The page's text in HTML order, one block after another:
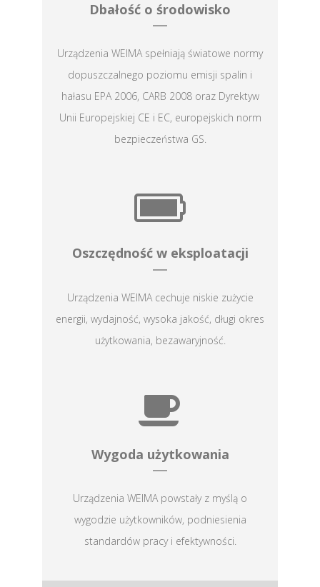
Dbałość o środowisko
Urządzenia WEIMA spełniają światowe normy
dopuszczalnego poziomu emisji spalin i
hałasu EPA 2006, CARB 2008 oraz Dyrektyw
Unii Europejskiej CE i EC, europejskich norm
bezpieczeństwa GS.
Oszczędność w eksploatacji
Urządzenia WEIMA cechuje niskie zużycie
energii, wydajność, wysoka jakość, długi okres
użytkowania, bezawaryjność.
Wygoda użytkowania
Urządzenia WEIMA powstały z myślą o
wygodzie użytkowników, podniesienia
standardów pracy i efektywności.